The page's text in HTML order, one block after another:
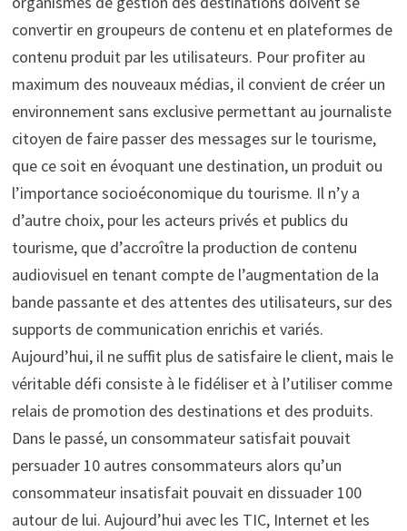
convertir en groupeurs de contenu et en plateformes de
contenu produit par les utilisateurs. Pour profiter au
maximum des nouveaux médias, il convient de créer un
environnement sans exclusive permettant au journaliste
citoyen de faire passer des messages sur le tourisme,
que ce soit en évoquant une destination, un produit ou
l’importance socioéconomique du tourisme. Il n’y a
d’autre choix, pour les acteurs privés et publics du
tourisme, que d’accroître la production de contenu
audiovisuel en tenant compte de l’augmentation de la
bande passante et des attentes des utilisateurs, sur des
supports de communication enrichis et variés.
Aujourd’hui, il ne suffit plus de satisfaire le client, mais le
véritable défi consiste à le fidéliser et à l’utiliser comme
relais de promotion des destinations et des produits.
Dans le passé, un consommateur satisfait pouvait
persuader 10 autres consommateurs alors qu’un
consommateur insatisfait pouvait en dissuader 100
autour de lui. Aujourd’hui avec les TIC, Internet et les